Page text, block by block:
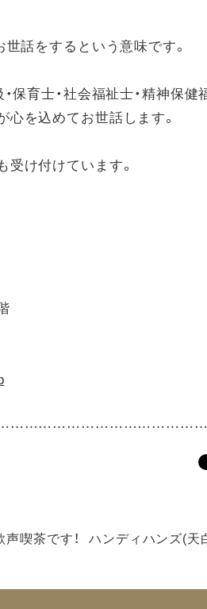
話をするという意味です。
保育士・社会福祉士・精神保健
を込めてお世話します。
け付けています。
喫茶です！ ハンディハンズ(天